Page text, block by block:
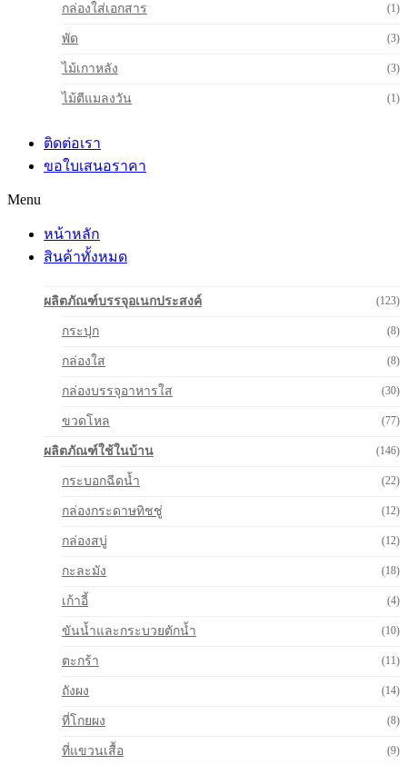
กล่องใส่เอกสาร (1)
พัด (3)
ไม้เกาหลัง (3)
ไม้ตีแมลงวัน (1)
ติดต่อเรา
ขอใบเสนอราคา
Menu
หน้าหลัก
สินค้าทั้งหมด
ผลิตภัณฑ์บรรจุอเนกประสงค์ (123)
กระปุก (8)
กล่องใส (8)
กล่องบรรจุอาหารใส (30)
ขวดโหล (77)
ผลิตภัณฑ์ใช้ในบ้าน (146)
กระบอกฉีดน้ำ (22)
กล่องกระดาษทิชชู่ (12)
กล่องสบู่ (12)
กะละมัง (18)
เก้าอี้ (4)
ขันน้ำและกระบวยตักน้ำ (10)
ตะกร้า (11)
ถังผง (14)
ที่โกยผง (8)
ที่แขวนเสื้อ (9)